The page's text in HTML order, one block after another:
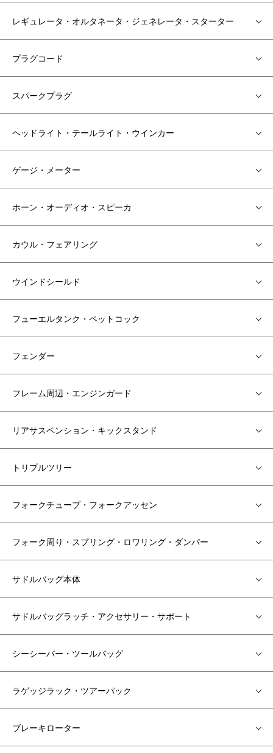
レギュレータ・オルタネータ・ジェネレータ・スターター
プラグコード
スパークプラグ
ヘッドライト・テールライト・ウインカー
ゲージ・メーター
ホーン・オーディオ・スピーカ
カウル・フェアリング
ウインドシールド
フューエルタンク・ペットコック
フェンダー
フレーム周辺・エンジンガード
リアサスペンション・キックスタンド
トリプルツリー
フォークチューブ・フォークアッセン
フォーク周り・スプリング・ロワリング・ダンパー
サドルバッグ本体
サドルバッグラッチ・アクセサリー・サポート
シーシーバー・ツールバッグ
ラゲッジラック・ツアーパック
ブレーキローター